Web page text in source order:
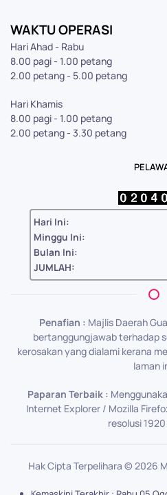
WAKTU OPERASI
Hari Ahad - Rabu
8.00 pagi - 1.00 petang
2.00 petang - 5.00 petang
Hari Khamis
8.00 pagi - 1.00 petang
2.00 petang - 3.30 petang
Hari Ini:
Minggu Ini:
Bulan Ini:
JUMLAH:
Penafian : Majlis Daerah
bertanggungjawab terhadap
kerosakan yang dialami kerana
laman
Paparan Terbaik :
Internet Explorer / Mozilla
resolusi
Hak Cipta Terpelihara ©2026